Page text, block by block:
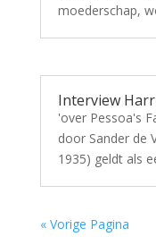
moederschap,
Interview
'over Pessoa's
door Sander de
1935) geldt als
« Vorige Pagina